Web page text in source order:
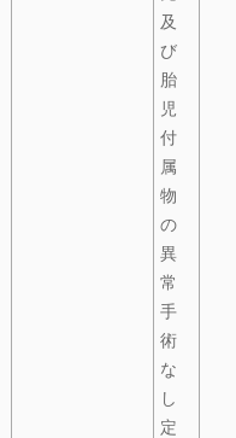
及
び
胎
児
付
属
物
の
異
常
手
術
な
し
定